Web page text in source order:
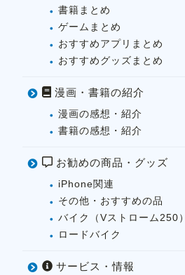
書籍まとめ
ゲームまとめ
おすすめアプリまとめ
おすすめグッズまとめ
漫画・書籍の紹介
漫画の感想・紹介
書籍の感想・紹介
お勧めの商品・グッズ
iPhone関連
その他・おすすめの品
バイク（Vストローム250）
ロードバイク
サービス・情報